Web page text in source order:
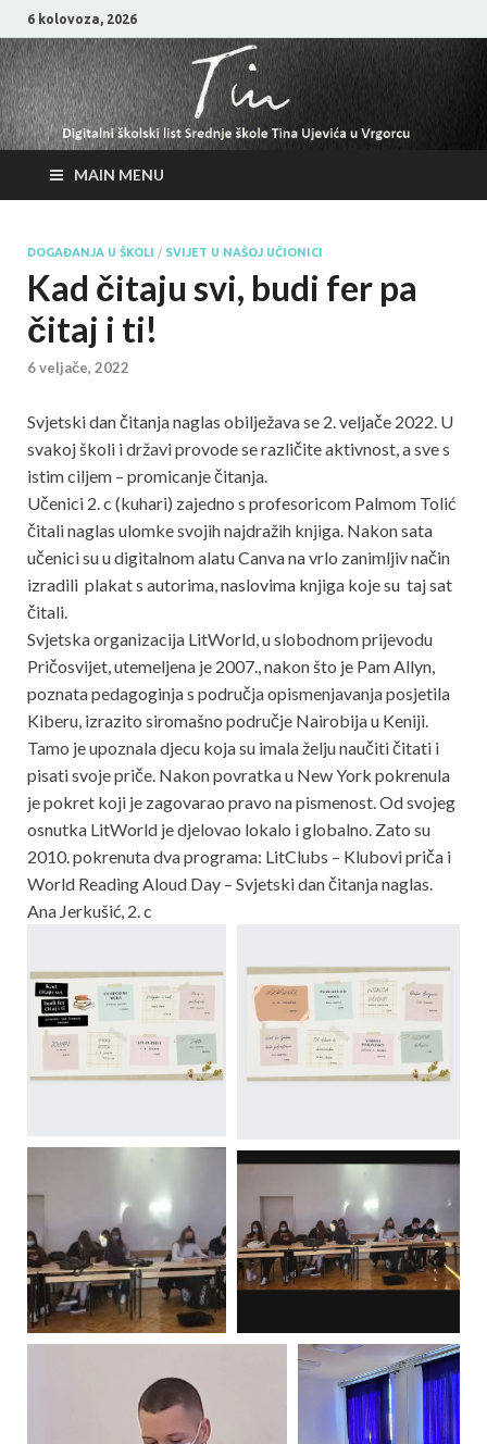
6 kolovoza, 2026
MAIN MENU
DOGAĐANJA U ŠKOLI / SVIJET U NAŠOJ UČIONICI
Kad čitaju svi, budi fer pa
čitaj i ti!
6 veljače, 2022
Svjetski dan čitanja naglas obilježava se 2. veljače 2022. U
svakoj školi i državi provode se različite aktivnost, a sve s
istim ciljem – promicanje čitanja.
Učenici 2. c (kuhari) zajedno s profesoricom Palmom Tolić
čitali naglas ulomke svojih najdražih knjiga. Nakon sata
učenici su u digitalnom alatu Canva na vrlo zanimljiv način
izradili plakat s autorima, naslovima knjiga koje su taj sat
čitali.
Svjetska organizacija LitWorld, u slobodnom prijevodu
Pričosvijet, utemeljena je 2007., nakon što je Pam Allyn,
poznata pedagoginja s područja opismenjavanja posjetila
Kiberu, izrazito siromašno područje Nairobija u Keniji.
Tamo je upoznala djecu koja su imala želju naučiti čitati i
pisati svoje priče. Nakon povratka u New York pokrenula
je pokret koji je zagovarao pravo na pismenost. Od svojeg
osnutka LitWorld je djelovao lokalo i globalno. Zato su
2010. pokrenuta dva programa: LitClubs – Klubovi priča i
World Reading Aloud Day – Svjetski dan čitanja naglas.
Ana Jerkušić, 2. c